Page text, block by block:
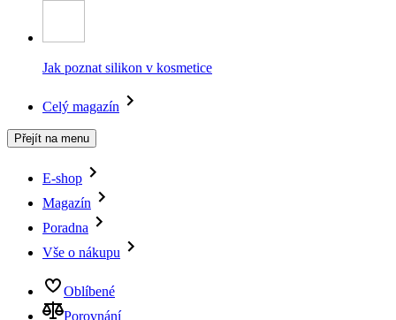
Jak poznat silikon v kosmetice
Celý magazín
Přejít na menu
E-shop
Magazín
Poradna
Vše o nákupu
Oblíbené
Porovnání